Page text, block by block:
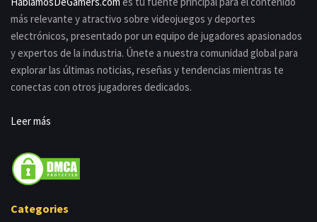
más relevante y atractivo sobre videojuegos y deportes
electrónicos, presentado por un equipo de jugadores apasionados
y expertos de la industria. Únete a nuestra comunidad global para
explorar las últimas noticias, reseñas y tendencias mientras te
conectas con otros jugadores dedicados.
Leer más
Categories